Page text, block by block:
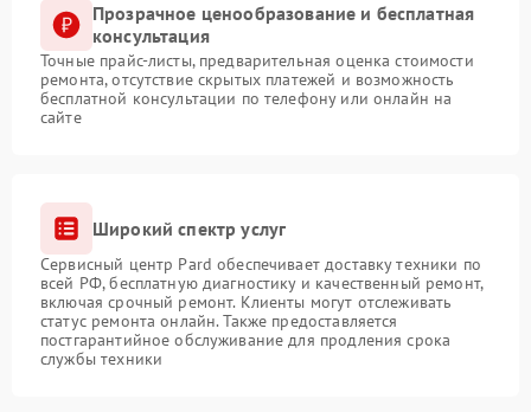
Прозрачное ценообразование и бесплатная
консультация
Точные прайс-листы, предварительная оценка стоимости
ремонта, отсутствие скрытых платежей и возможность
бесплатной консультации по телефону или онлайн на
сайте
Широкий спектр услуг
Сервисный центр Pard обеспечивает доставку техники по
всей РФ, бесплатную диагностику и качественный ремонт,
включая срочный ремонт. Клиенты могут отслеживать
статус ремонта онлайн. Также предоставляется
постгарантийное обслуживание для продления срока
службы техники